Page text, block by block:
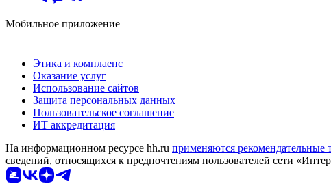
Мобильное приложение
Этика и комплаенс
Оказание услуг
Использование сайтов
Защита персональных данных
Пользовательское соглашение
ИТ аккредитация
На информационном ресурсе hh.ru применяются рекомендательные
сведений, относящихся к предпочтениям пользователей сети